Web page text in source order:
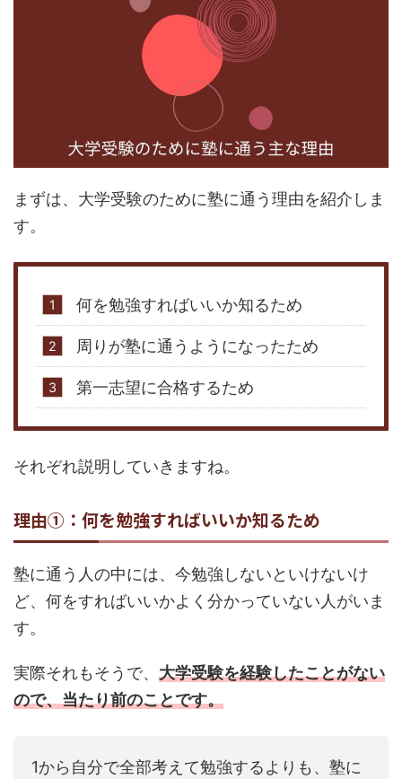
まずは、大学受験のために塾に通う理由を紹介しま
す。
何を勉強すればいいか知るため
周りが塾に通うようになったため
第一志望に合格するため
それぞれ説明していきますね。
理由①：何を勉強すればいいか知るため
塾に通う人の中には、今勉強しないといけないけ
ど、何をすればいいかよく分かっていない人がいま
す。
実際それもそうで、 大学受験を経験したことがない
ので、当たり前のことです。
1から自分で全部考えて勉強するよりも、塾に